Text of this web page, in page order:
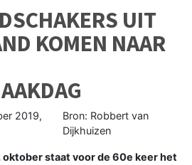
UIT
KOMEN NAAR
2019,
Bron: Robbert van
Dijkhuizen
oktober staat voor de 60e keer het